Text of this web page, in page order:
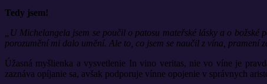
Tedy jsem!
„U Michelangela jsem se poučil o patosu mateřské lásky a o
porozumění mi dalo umění. Ale to, co jsem se naučil z vína, pramení
Úžasná myšlienka a vysvetlenie In vino veritas, nie vo víne je
zaznáva opíjanie sa, avšak podporuje vínne opojenie v správnych